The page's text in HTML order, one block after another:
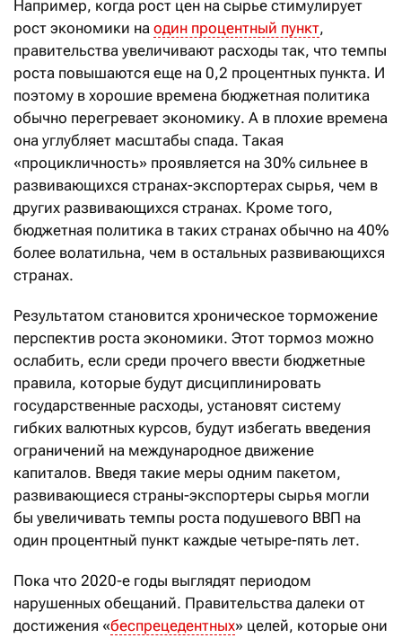
Например, когда рост цен на сырье стимулирует
рост экономики на один процентный пункт,
правительства увеличивают расходы так, что темпы
роста повышаются еще на 0,2 процентных пункта. И
поэтому в хорошие времена бюджетная политика
обычно перегревает экономику. А в плохие времена
она углубляет масштабы спада. Такая
«процикличность» проявляется на 30% сильнее в
развивающихся странах-экспортерах сырья, чем в
других развивающихся странах. Кроме того,
бюджетная политика в таких странах обычно на 40%
более волатильна, чем в остальных развивающихся
странах.
Результатом становится хроническое торможение
перспектив роста экономики. Этот тормоз можно
ослабить, если среди прочего ввести бюджетные
правила, которые будут дисциплинировать
государственные расходы, установят систему
гибких валютных курсов, будут избегать введения
ограничений на международное движение
капиталов. Введя такие меры одним пакетом,
развивающиеся страны-экспортеры сырья могли
бы увеличивать темпы роста подушевого ВВП на
один процентный пункт каждые четыре-пять лет.
Пока что 2020-е годы выглядят периодом
нарушенных обещаний. Правительства далеки от
достижения «беспрецедентных» целей, которые они